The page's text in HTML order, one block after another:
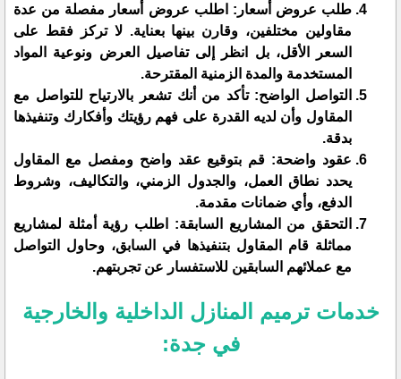
طلب عروض أسعار: اطلب عروض أسعار مفصلة من عدة
مقاولين مختلفين، وقارن بينها بعناية. لا تركز فقط على
السعر الأقل، بل انظر إلى تفاصيل العرض ونوعية المواد
المستخدمة والمدة الزمنية المقترحة.
التواصل الواضح: تأكد من أنك تشعر بالارتياح للتواصل مع
المقاول وأن لديه القدرة على فهم رؤيتك وأفكارك وتنفيذها
بدقة.
عقود واضحة: قم بتوقيع عقد واضح ومفصل مع المقاول
يحدد نطاق العمل، والجدول الزمني، والتكاليف، وشروط
الدفع، وأي ضمانات مقدمة.
التحقق من المشاريع السابقة: اطلب رؤية أمثلة لمشاريع
مماثلة قام المقاول بتنفيذها في السابق، وحاول التواصل
مع عملائهم السابقين للاستفسار عن تجربتهم.
خدمات ترميم المنازل الداخلية والخارجية
في جدة: